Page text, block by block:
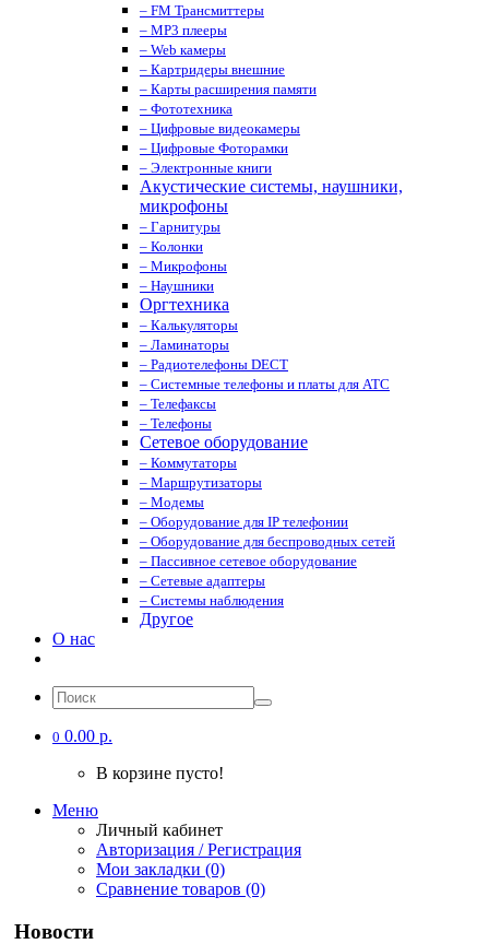
– FM Трансмиттеры
– MP3 плееры
– Web камеры
– Картридеры внешние
– Карты расширения памяти
– Фототехника
– Цифровые видеокамеры
– Цифровые Фоторамки
– Электронные книги
Акустические системы, наушники,
микрофоны
– Гарнитуры
– Колонки
– Микрофоны
– Наушники
Оргтехника
– Калькуляторы
– Ламинаторы
– Радиотелефоны DECT
– Системные телефоны и платы для АТС
– Телефаксы
– Телефоны
Сетевое оборудование
– Коммутаторы
– Маршрутизаторы
– Модемы
– Оборудование для IP телефонии
– Оборудование для беспроводных сетей
– Пассивное сетевое оборудование
– Сетевые адаптеры
– Системы наблюдения
Другое
О нас
0 0.00 р.
В корзине пусто!
Меню
Личный кабинет
Авторизация / Регистрация
Мои закладки (0)
Сравнение товаров (0)
Новости